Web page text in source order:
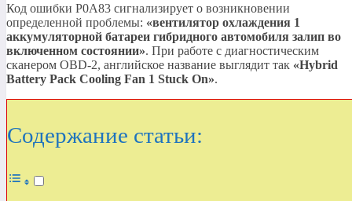
Код ошибки P0A83 сигнализирует о возникновении
определенной проблемы: «вентилятор охлаждения 1
аккумуляторной батареи гибридного автомобиля залип во
включенном состоянии». При работе с диагностическим
сканером OBD-2, английское название выглядит так «Hybrid
Battery Pack Cooling Fan 1 Stuck On».
Содержание статьи: